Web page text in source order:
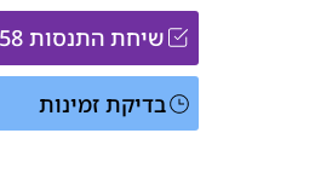
שיחת התנסות ₪58
בדיקת זמינות